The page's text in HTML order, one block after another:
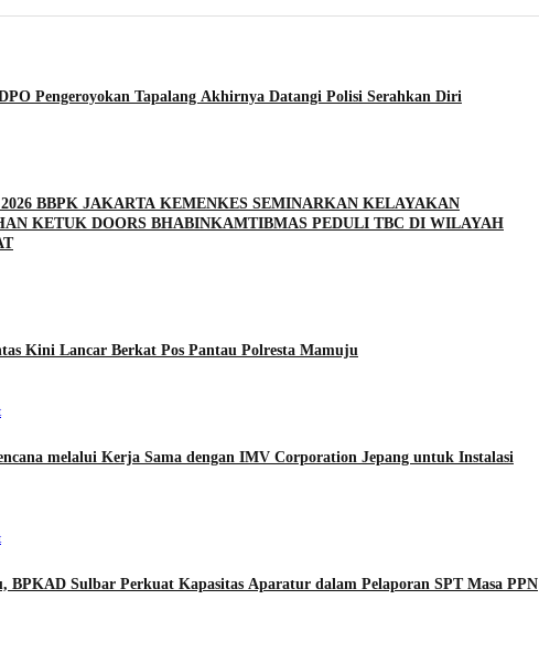
Pengeroyokan Tapalang Akhirnya Datangi Polisi Serahkan Diri
BBPK JAKARTA KEMENKES SEMINARKAN KELAYAKAN
KETUK DOORS BHABINKAMTIBMAS PEDULI TBC DI WILAYAH
Kini Lancar Berkat Pos Pantau Polresta Mamuju
melalui Kerja Sama dengan IMV Corporation Jepang untuk Instalasi
Sulbar Perkuat Kapasitas Aparatur dalam Pelaporan SPT Masa PPN